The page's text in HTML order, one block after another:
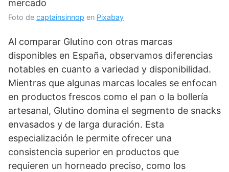
Foto de captainsinnop en Pixabay
Al comparar Glutino con otras marcas
disponibles en España, observamos diferencias
notables en cuanto a variedad y disponibilidad.
Mientras que algunas marcas locales se enfocan
en productos frescos como el pan o la bollería
artesanal, Glutino domina el segmento de snacks
envasados y de larga duración. Esta
especialización le permite ofrecer una
consistencia superior en productos que
requieren un horneado preciso, como los